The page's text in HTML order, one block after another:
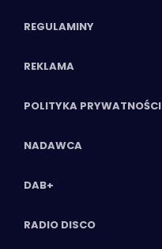
REGULAMINY
REKLAMA
POLITYKA PRYWATNOŚCI
NADAWCA
DAB+
RADIO DISCO